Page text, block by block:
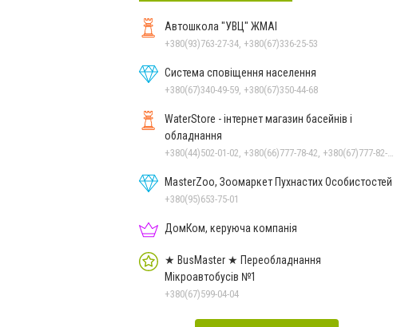
Автошкола "УВЦ" ЖМАІ
+380(93)763-27-34, +380(67)336-25-53
Система сповіщення населення
+380(67)340-49-59, +380(67)350-44-68
WaterStore - інтернет магазин басейнів і
обладнання
+380(44)502-01-02, +380(66)777-78-42, +380(67)777-82-19, +380(67)890-80-80, +380(73)890-80-80, +380(44)502-01-03
MasterZoo, Зоомаркет Пухнастих Особистостей
+380(95)653-75-01
ДомКом, керуюча компанія
★ BusMaster ★ Переобладнання
Мікроавтобусів №1
+380(67)599-04-04